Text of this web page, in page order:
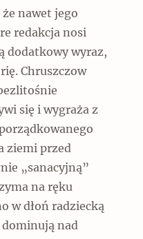
nawet jego
redakcja nosi
dodatkowy wyraz,
Chruszczow
się i wygraża z
ziemi przed
„sanacyjną”
na ręku
w dłoń radziecką
nad